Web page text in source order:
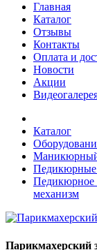
Главная
Каталог
Отзывы
Контакты
Оплата и
Новости
Акции
Каталог
Педикюрные
Педикюрное
механизм
Парикмахерский